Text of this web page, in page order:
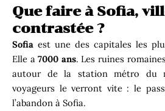
Que faire à Sofia,
contrastée ?
Sofia est une des capitales les
Elle a7000 ans. Les ruines
autour de la station métro du
voyageurs le verront vite : le
l’abandon à Sofia.